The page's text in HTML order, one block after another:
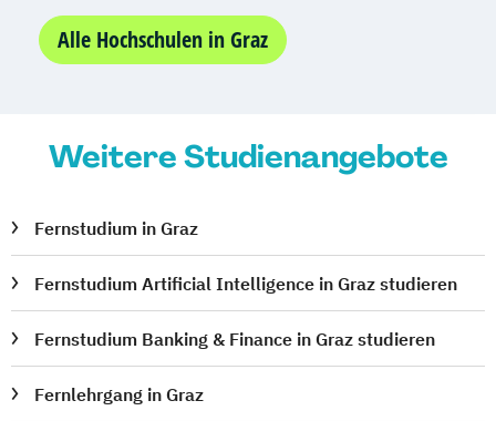
Physiotherapie
Product Management (DE/EN)
Psychologie
Public Health
Public Management
Verwaltungsfachangestellte
Pädagogik Pädagogik
Bildungsberatung und Leitung
Salesforce and Sales Management (DE/EN)
Alle Hochschulen in Graz
Weitere Studienangebote
Fernstudium in Graz
Fernstudium Artificial Intelligence in Graz studieren
Fernstudium Banking & Finance in Graz studieren
Fernlehrgang in Graz